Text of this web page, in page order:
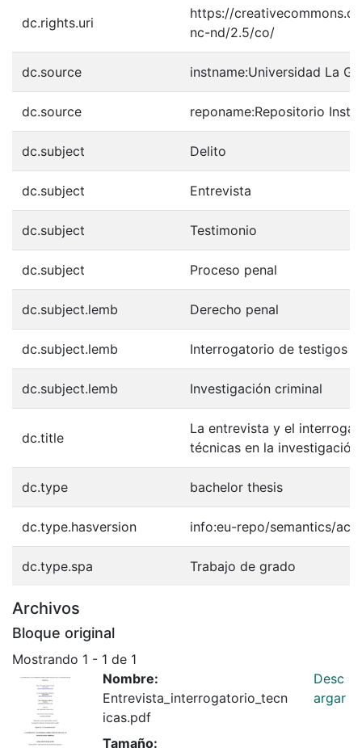
dc.rights.uri
https://
nc-nd/2.5/co/
dc.source instname:Universidad La
dc.source reponame:Repositorio
dc.subject Delito
dc.subject Entrevista
dc.subject Testimonio
dc.subject Proceso penal
dc.subject.lemb Derecho penal
dc.subject.lemb Interrogatorio de testigos
dc.subject.lemb Investigación criminal
dc.title
La entrevista y el
técnicas en la
dc.type bachelor thesis
dc.type.hasversion info:eu-repo/semantics/
dc.type.spa Trabajo de grado
Archivos
Bloque original
Mostrando 1 - 1 de 1
Nombre:
Entrevista_interrogatorio_tecn
icas.pdf
Tamaño:
Desc
argar